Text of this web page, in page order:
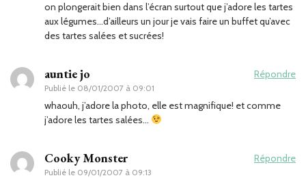
on plongerait bien dans l’écran surtout que j’adore les tartes
aux légumes…d’ailleurs un jour je vais faire un buffet qu’avec
des tartes salées et sucrées!
auntie jo
Publié le 08/01/2007 à 09:01
Répondre
whaouh, j’adore la photo, elle est magnifique! et comme
j’adore les tartes salées…
Cooky Monster
Publié le 09/01/2007 à 09:13
Répondre